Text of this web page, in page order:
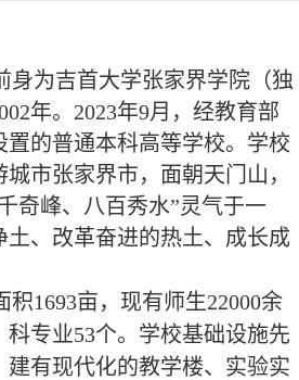
身为吉首大学张家界学院（独
年。2023年9月，经教育部
的普通本科高等学校。学校
市张家界市，面朝天门山，
奇峰、八百秀水”灵气于一
土、改革奋进的热土、成长成
积1693亩，现有师生22000余
科专业53个。学校基础设施先
建有现代化的教学楼、实验实